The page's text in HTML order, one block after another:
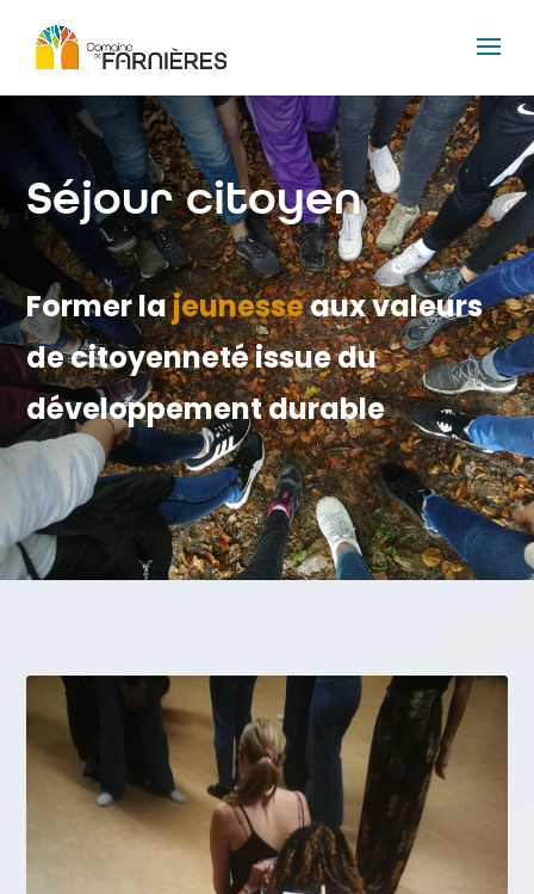
Séjour citoyen
Former lajeunesseaux valeurs
de citoyenneté issue du
développement durable